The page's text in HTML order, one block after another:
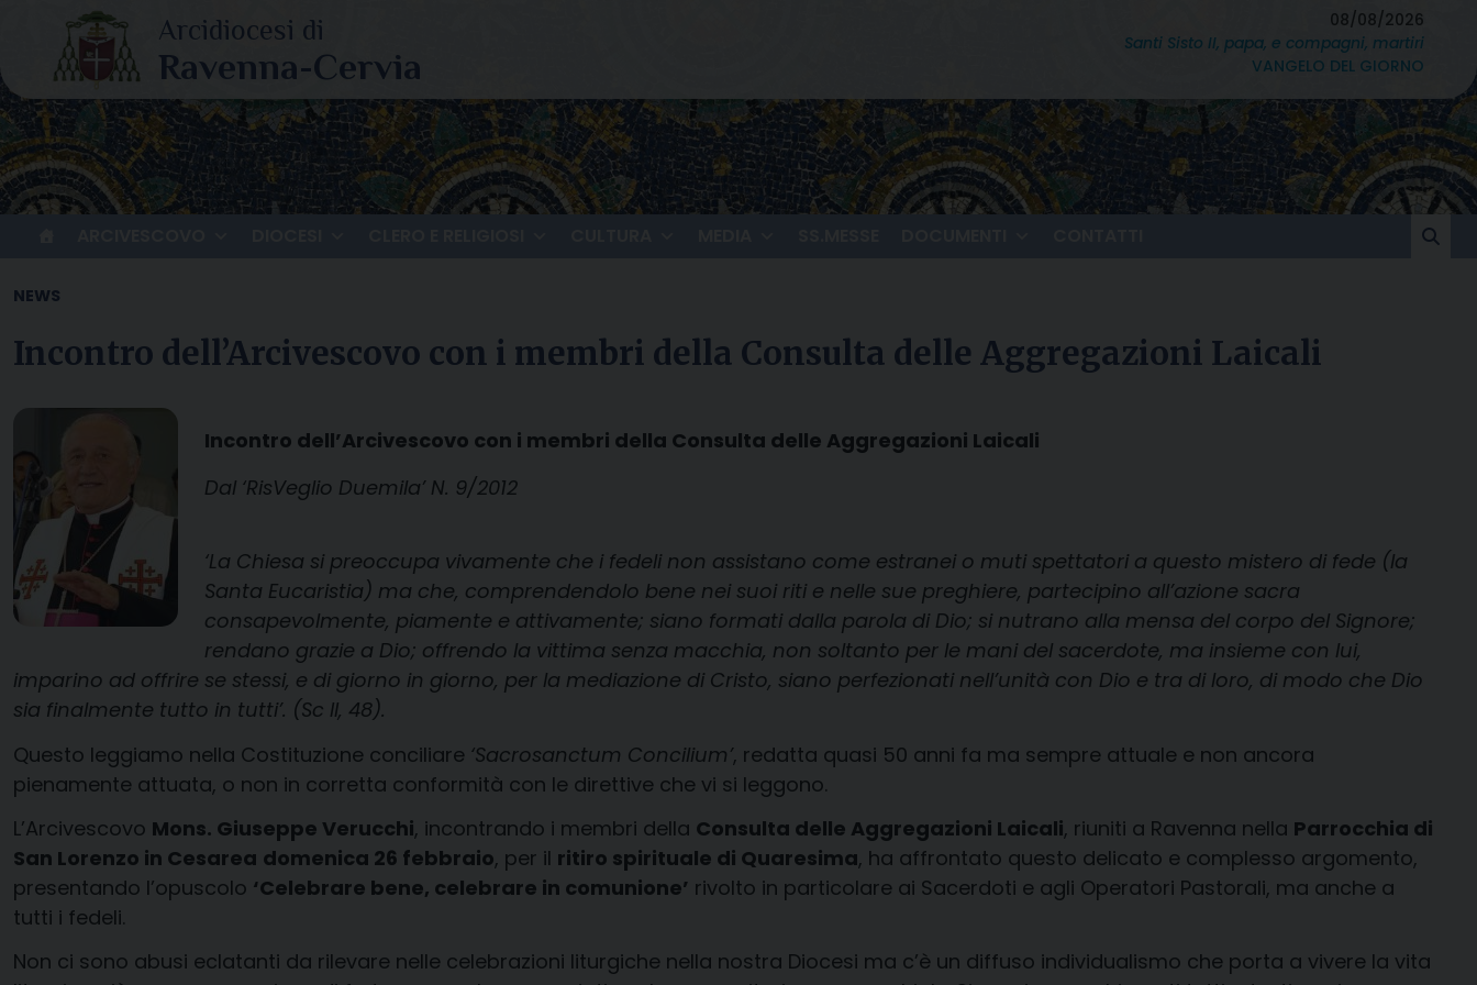
content
08/08/2026
Santi Sisto II, papa, e compagni, martiri
VANGELO DEL GIORNO
NEWS
Incontro dell’Arcivescovo con i membri della Consulta delle Aggregazioni Laicali
Incontro dell’Arcivescovo con i membri della Consulta delle Aggregazioni Laicali
Dal ‘RisVeglio Duemila’ N. 9/2012
‘La Chiesa si preoccupa vivamente che i fedeli non assistano come estranei o muti spettatori a questo mistero di fede (la
Santa Eucaristia) ma che, comprendendolo bene nei suoi riti e nelle sue preghiere, partecipino all’azione sacra
consapevolmente, piamente e attivamente; siano formati dalla parola di Dio; si nutrano alla mensa del corpo del Signore;
rendano grazie a Dio; offrendo la vittima senza macchia, non soltanto per le mani del sacerdote, ma insieme con lui,
imparino ad offrire se stessi, e di giorno in giorno, per la mediazione di Cristo, siano perfezionati nell’unità con Dio e tra di loro, di modo che Dio
sia finalmente tutto in tutti’. (Sc II, 48).
Questo leggiamo nella Costituzione conciliare ‘Sacrosanctum Concilium’, redatta quasi 50 anni fa ma sempre attuale e non ancora
pienamente attuata, o non in corretta conformità con le direttive che vi si leggono.
L’Arcivescovo Mons. Giuseppe Verucchi, incontrando i membri della Consulta delle Aggregazioni Laicali, riuniti a Ravenna nella Parrocchia di
San Lorenzo in Cesarea domenica 26 febbraio, per il ritiro spirituale di Quaresima, ha affrontato questo delicato e complesso argomento,
presentando l’opuscolo ‘Celebrare bene, celebrare in comunione’ rivolto in particolare ai Sacerdoti e agli Operatori Pastorali, ma anche a
tutti i fedeli.
Non ci sono abusi eclatanti da rilevare nelle celebrazioni liturgiche nella nostra Diocesi ma c’è un diffuso individualismo che porta a vivere la vita